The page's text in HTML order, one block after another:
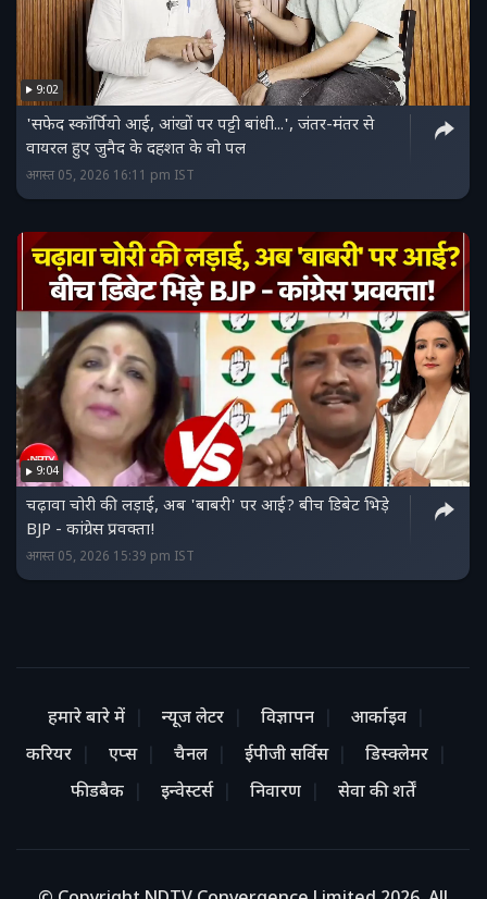
9:02
'सफेद स्कॉर्पियो आई, आंखों पर पट्टी बांधी...', जंतर-मंतर से
वायरल हुए जुनैद के दहशत के वो पल
अगस्त 05, 2026 16:11 pm IST
9:04
चढ़ावा चोरी की लड़ाई, अब 'बाबरी' पर आई? बीच डिबेट भिड़े
BJP - कांग्रेस प्रवक्ता!
अगस्त 05, 2026 15:39 pm IST
हमारे बारे में न्यूज लेटर विज्ञापन
आर्काइव
करियर
एप्स चैनल ईपीजी सर्विस
डिस्क्लेमर
फीडबैक
इन्वेस्टर्स निवारण सेवा की शर्तें